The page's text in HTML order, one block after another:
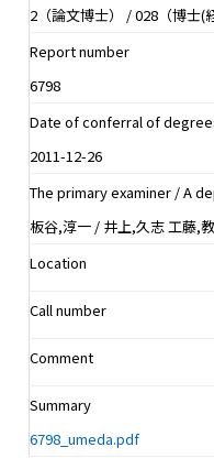
2（論文博士） / 028（博士(
Report number
6798
Date of conferral of
2011-12-26
The primary examiner / A
板谷,淳一 / 井上,久志 工藤,
Location
Call number
Comment
Summary
6798_umeda.pdf